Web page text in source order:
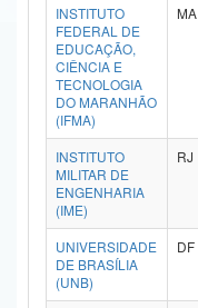
Banco Central do Brasil
INSTITUTO
FEDERAL DE
EDUCAÇÃO,
CIÊNCIA E
TECNOLOGIA
DO MARANHÃO
(IFMA)
MA
INSTITUTO
MILITAR DE
ENGENHARIA
(IME)
RJ
UNIVERSIDADE
DE BRASÍLIA
(UNB)
DF